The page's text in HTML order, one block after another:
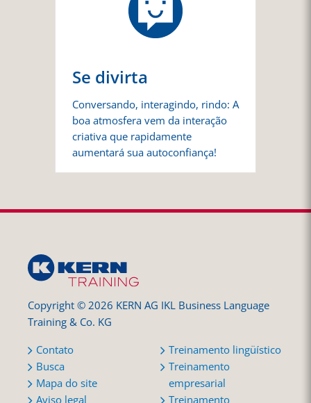
Se divirta
Conversando, interagindo, rindo: A
boa atmosfera vem da interação
criativa que rapidamente
aumentará sua autoconfiança!
Copyright © 2026 KERN AG IKL Business Language
Training & Co. KG
Contato
Busca
Mapa do site
Aviso legal
Treinamento lingüístico
Treinamento
empresarial
Treinamento